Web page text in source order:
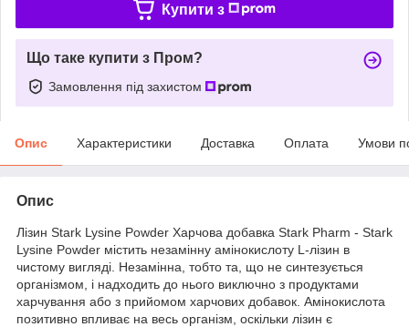
Купити з
Що таке купити з Пром?
Замовлення під захистом
Опис Характеристики Доставка Оплата Умови
Опис
Лізин Stark Lysine Powder Харчова добавка Stark Pharm - Stark
Lysine Powder містить незамінну амінокислоту L-лізин в
чистому вигляді. Незамінна, тобто та, що не синтезується
організмом, і надходить до нього виключно з продуктами
харчування або з прийомом харчових добавок. Амінокислота
позитивно впливає на весь організм, оскільки лізин є